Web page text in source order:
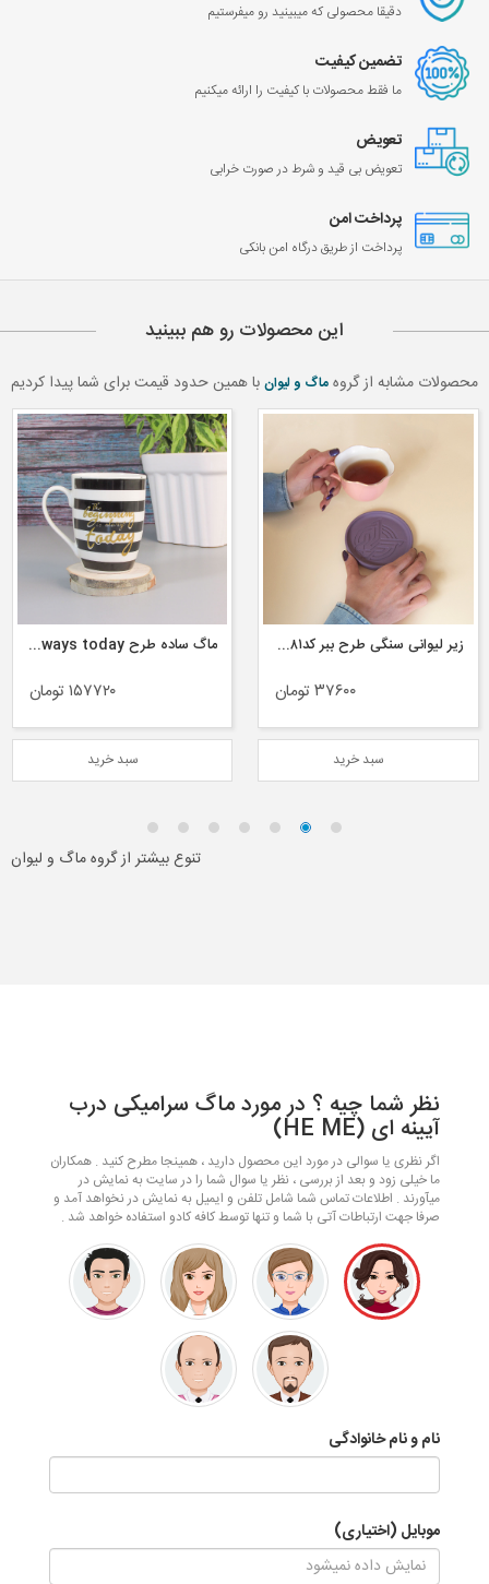
دقیقا محصولی که میبینید رو میفرستیم
تضمین کیفیت
ما فقط محصولات با کیفیت را ارائه میکنیم
تعویض
تعویض بی قید و شرط در صورت خرابی
پرداخت امن
پرداخت از طریق درگاه امن بانکی
این محصولات رو هم ببینید
محصولات مشابه از گروه ماگ و لیوان با همین حدود قیمت برای شما پیدا کردیم
زیر لیوانی سنگی طرح ببر کدDco۸۱
۳۷۶۰۰ تومان
سبد خرید
ماگ ساده طرح the beginning is always today
۱۵۷۷۲۰ تومان
سبد خرید
تنوع بیشتر از گروه ماگ و لیوان
نظر شما چیه ؟ در مورد ماگ سرامیکی درب
آیینه ای (HE ME)
اگر نظری یا سوالی در مورد این محصول دارید ، همینجا مطرح کنید . همکاران
ما خیلی زود و بعد از بررسی ، نظر یا سوال شما را در سایت به نمایش در
میآورند . اطلاعات تماس شما شامل تلفن و ایمیل به نمایش در نخواهد آمد و
صرفا جهت ارتباطات آتی با شما و تنها توسط کافه کادو استفاده خواهد شد .
نام و نام خانوادگی
موبایل (اختیاری)